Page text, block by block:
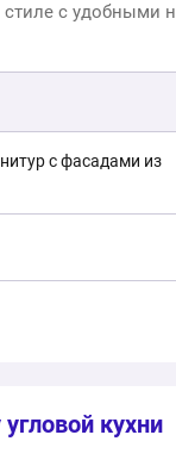
с удобными
с фасадами из
кухни